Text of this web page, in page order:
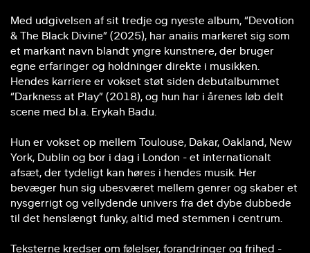
Med udgivelsen af sit tredje og nyeste album, “Devotion
& The Black Divine” (2025), har anaiis markeret sig som
et markant navn blandt yngre kunstnere, der bruger
egne erfaringer og holdninger direkte i musikken.
Hendes karriere er vokset støt siden debutalbummet
“Darkness at Play” (2018), og hun har i årenes løb delt
scene med bl.a. Erykah Badu.
Hun er vokset op mellem Toulouse, Dakar, Oakland, New
York, Dublin og bor i dag i London - et internationalt
afsæt, der tydeligt kan høres i hendes musik. Her
bevæger hun sig ubesværet mellem genrer og skaber et
nysgerrigt og vellydende univers fra det dybe dubbede
til det henslængt funky, altid med stemmen i centrum.
Teksterne kredser om følelser, forandringer og frihed -